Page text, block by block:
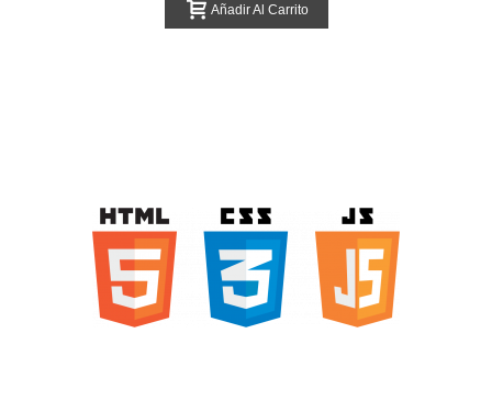
Añadir Al Carrito